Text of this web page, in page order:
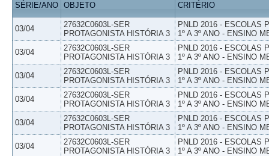
SÉRIE/ANO OBJETO CRITÉRIO
03/04
27632C0603L-SER
PROTAGONISTA HISTÓRIA 3
PNLD 2016 - ESCOLAS
1º A 3º ANO - ENSINO
03/04
27632C0603L-SER
PROTAGONISTA HISTÓRIA 3
PNLD 2016 - ESCOLAS
1º A 3º ANO - ENSINO
03/04
27632C0603L-SER
PROTAGONISTA HISTÓRIA 3
PNLD 2016 - ESCOLAS
1º A 3º ANO - ENSINO
03/04
27632C0603L-SER
PROTAGONISTA HISTÓRIA 3
PNLD 2016 - ESCOLAS
1º A 3º ANO - ENSINO
03/04
27632C0603L-SER
PROTAGONISTA HISTÓRIA 3
PNLD 2016 - ESCOLAS
1º A 3º ANO - ENSINO
03/04
27632C0603L-SER
PROTAGONISTA HISTÓRIA 3
PNLD 2016 - ESCOLAS
1º A 3º ANO - ENSINO